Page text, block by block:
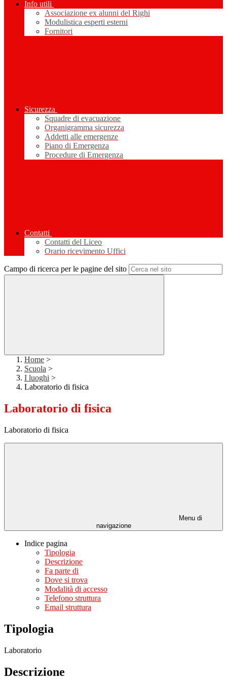
Info utili
Associazione ex alunni del Righi
Modulistica esperti esterni
Fornitori
Sicurezza
Squadre di evacuazione
Organigramma sicurezza
Addetti alle emergenze
Piano di Emergenza
Procedure di Emergenza
Contatti
Contatti del Liceo
Orario ricevimento Uffici
Campo di ricerca per le pagine del sito
Home >
Scuola >
I luoghi >
Laboratorio di fisica
Laboratorio di fisica
Laboratorio di fisica
Menu di
navigazione
Indice pagina
Tipologia
Descrizione
Fa parte di
Dove si trova
Modalità di accesso
Telefono struttura
Email struttura
Tipologia
Laboratorio
Descrizione